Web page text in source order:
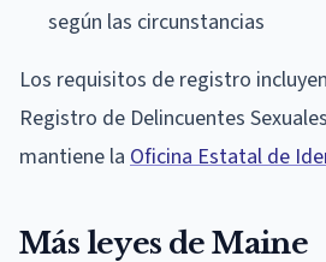
según las circunstancias
Los requisitos de registro
Registro de Delincuentes
mantiene la Oficina Estatal de
Más leyes de Maine